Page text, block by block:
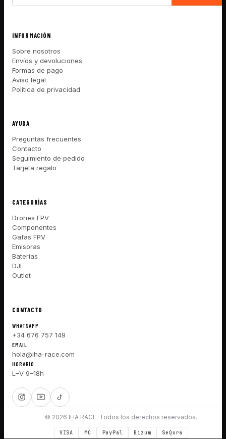
INFORMACIÓN
Sobre nosotros
Envíos y devoluciones
Formas de pago
Aviso legal
Política de privacidad
AYUDA
Preguntas frecuentes
Contacto
Seguimiento de pedido
Tarjeta regalo
CATEGORÍAS
Drones FPV
Componentes
Gafas FPV
Emisoras
Baterías
DJI
Outlet
CONTACTO
WHATSAPP
+34 676 757 149
EMAIL
hola@iha-race.com
HORARIO
L–V 9–18h
© 2026 IHA RACE. Todos los derechos reservados.
VISA MC PayPal Bizum SeQura